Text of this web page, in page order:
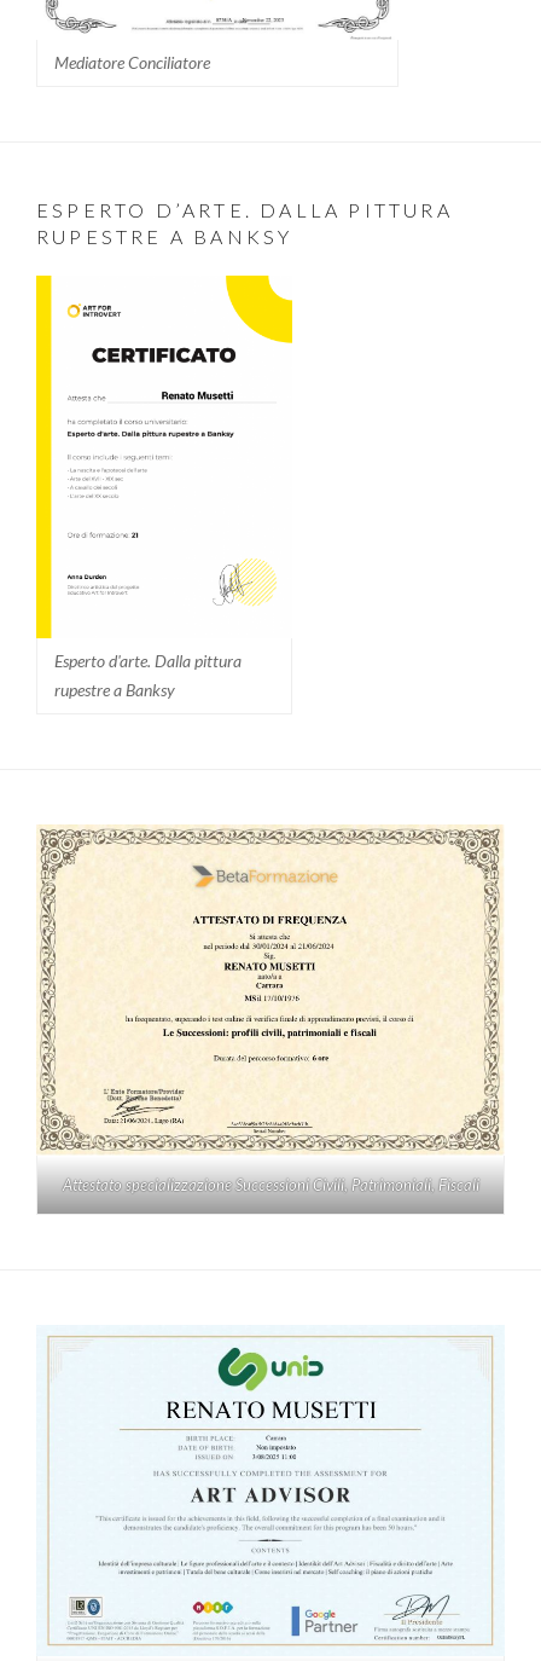
Mediatore Conciliatore
ESPERTO D’ARTE. DALLA PITTURA
RUPESTRE A BANKSY
Esperto d'arte. Dalla pittura
rupestre a Banksy
Attestato specializzazione Successioni Civili, Patrimoniali, Fiscali